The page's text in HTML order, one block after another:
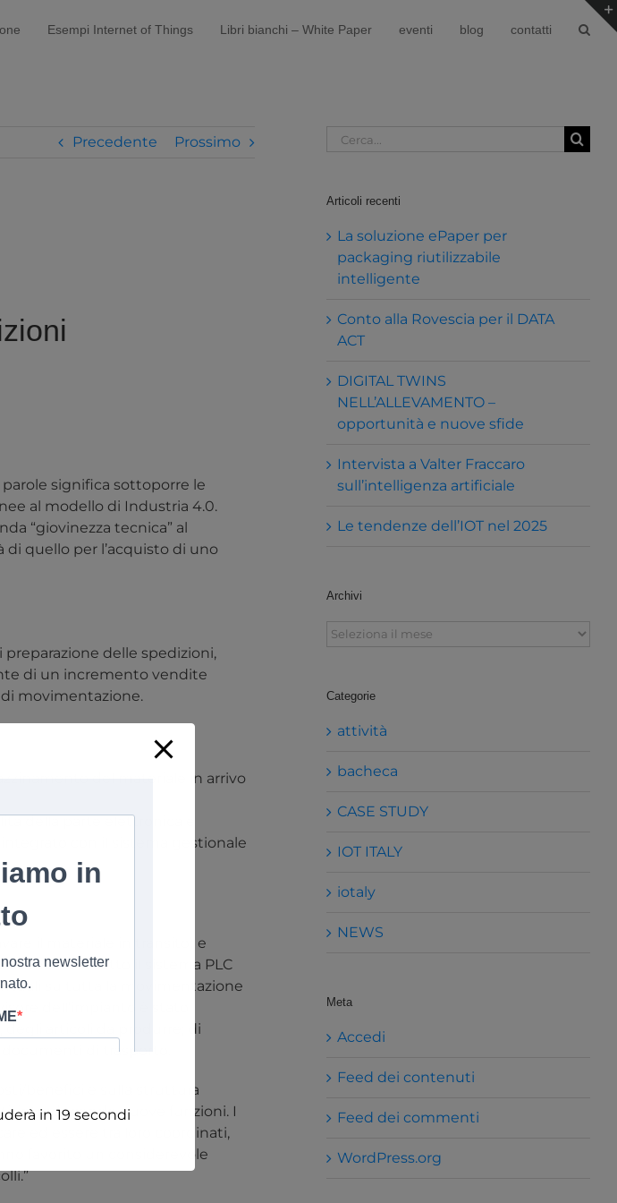
Esempi Internet of Things Libri bianchi – White Paper eventi blog contatti
Precedente Prossimo
significa sottoporre le
al modello di Industria 4.0.
“giovinezza tecnica” al
quello per l’acquisto di uno
delle spedizioni,
di un incremento vendite
movimentazione.
del materiale in arrivo
della parte elettronica e
, integrato con il sistema gestionale
il materiale in transito) e
a tutto il sistema PLC
su tutta la movimentazione
dell’impianto è stato
articoli da produrre; di
di trasporto.
benefici e sulla struttura
introducendo nuove funzioni. I
ed essere tra loro coordinati,
favorito un considerevole
Cerca
Articoli recenti
La soluzione ePaper per
packaging riutilizzabile
intelligente
Conto alla Rovescia per il DATA
ACT
DIGITAL TWINS
NELL’ALLEVAMENTO –
opportunità e nuove sfide
Intervista a Valter Fraccaro
sull’intelligenza artificiale
Le tendenze dell’IOT nel 2025
Archivi
Archivi
Categorie
attività
bacheca
CASE STUDY
IOT ITALY
iotaly
NEWS
Meta
Accedi
Feed dei contenuti
Feed dei commenti
WordPress.org
in 18 secondi